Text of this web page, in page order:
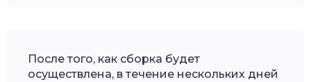
После того, как сборка будет
осуществлена, в течение нескольких дней